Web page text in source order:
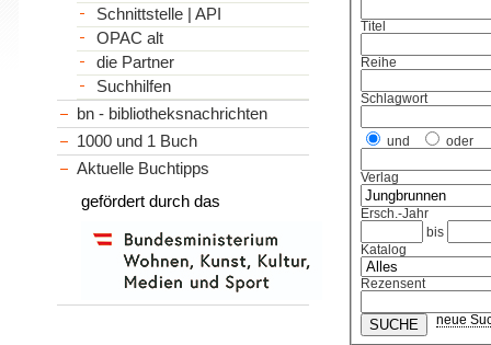
Titel
Reihe
Schlagwort
und oder
Verlag
Ersch.-Jahr
bis
Katalog
Rezensent
neue
Schnittstelle | API
OPAC alt
die Partner
Suchhilfen
bn - bibliotheksnachrichten
1000 und 1 Buch
Aktuelle Buchtipps
gefördert durch das